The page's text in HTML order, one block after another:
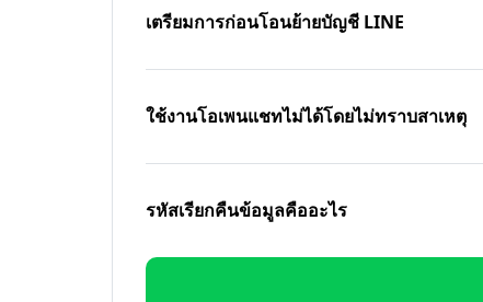
เตรียมการก่อนโอนย้ายบัญชี LINE
ใช้งานโอเพนแชทไม่ได้โดยไม่ทราบสาเหตุ
รหัสเรียกคืนข้อมูลคืออะไร